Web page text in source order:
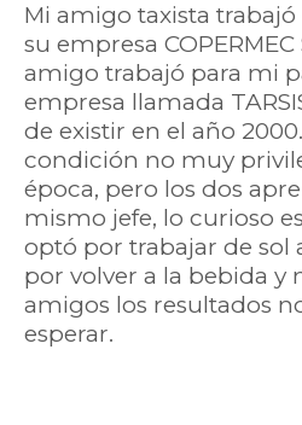
Mi amigo taxista
su empresa
amigo trabajó para mi
empresa llamada
de existir en el año
condición no muy
época, pero los dos
mismo jefe, lo curioso
optó por trabajar de sol
por volver a la bebida y
amigos los resultados
esperar.